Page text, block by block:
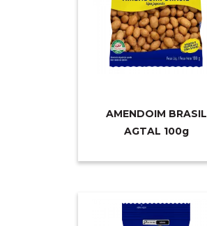
AMENDOIM BRASIL
AGTAL 100g